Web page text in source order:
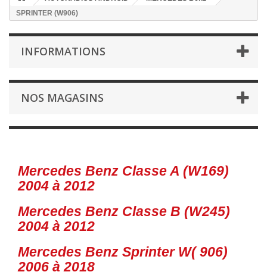
SPRINTER (W906)
INFORMATIONS
NOS MAGASINS
Mercedes Benz Classe A (W169)
2004 à 2012
Mercedes Benz Classe B (W245)
2004 à 2012
Mercedes Benz Sprinter W( 906)
2006 à 2018